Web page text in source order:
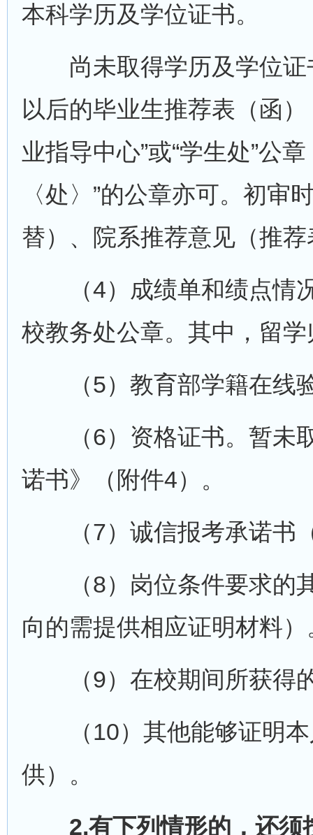
本科学历及学位证书。
尚未取得学历及学位证
以后的毕业生推荐表（函
业指导中心”或“学生处”公
〈处〉”的公章亦可。初
替）、院系推荐意见（推
（4）成绩单和绩点情况
校教务处公章。其中，留
（5）教育部学籍在线
（6）资格证书。暂未取
诺书》（附件4）。
（7）诚信报考承诺书
（8）岗位条件要求的其
向的需提供相应证明材料）
（9）在校期间所获得的
（10）其他能够证明本
供）。
2.有下列情形的，还